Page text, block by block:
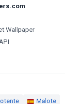
Wallpaper
Malote